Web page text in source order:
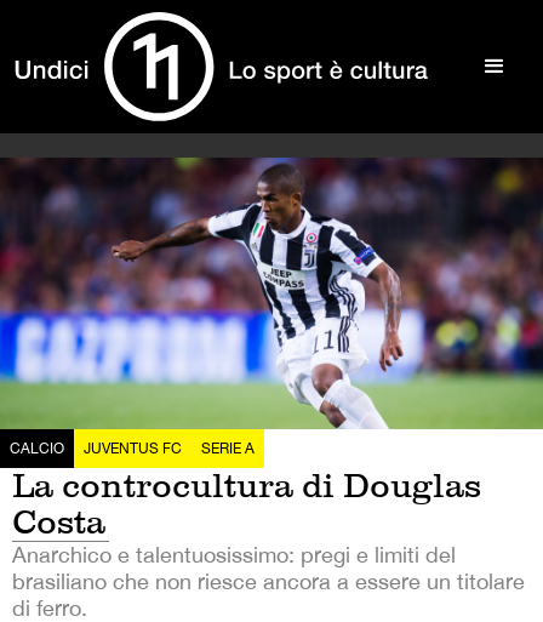
CALCIO JUVENTUS FC SERIE A
La controcultura di Douglas
Costa
Anarchico e talentuosissimo: pregi e limiti del
brasiliano che non riesce ancora a essere un titolare
di ferro.